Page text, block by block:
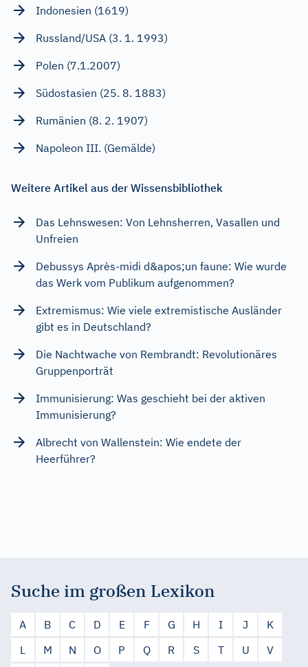
Indonesien (1619)
Russland/USA (3. 1. 1993)
Polen (7.1.2007)
Südostasien (25. 8. 1883)
Rumänien (8. 2. 1907)
Napoleon III. (Gemälde)
Weitere Artikel aus der Wissensbibliothek
Das Lehnswesen: Von Lehnsherren, Vasallen und
Unfreien
Debussys Après-midi d&apos;un faune: Wie wurde
das Werk vom Publikum aufgenommen?
Extremismus: Wie viele extremistische Ausländer
gibt es in Deutschland?
Die Nachtwache von Rembrandt: Revolutionäres
Gruppenporträt
Immunisierung: Was geschieht bei der aktiven
Immunisierung?
Albrecht von Wallenstein: Wie endete der
Heerführer?
Suche im großen Lexikon
A B C D E F G H I J
K
L
M N O P Q R S T U
V